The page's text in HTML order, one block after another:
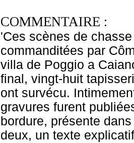
COMMENTAIRE :
'Ces scènes de
commanditées par
villa de Poggio a
final, vingt-huit
ont survécu.
gravures furent
bordure, présente
deux, un texte